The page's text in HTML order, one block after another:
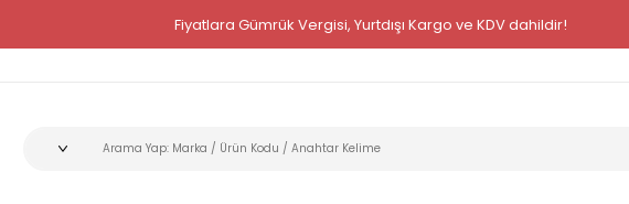
Fiyatlara Gümrük Vergisi, Yurtdışı Kargo ve KDV dahildir!